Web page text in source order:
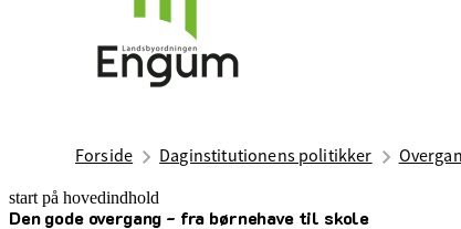
Forside Daginstitutionens politikker
start på hovedindhold
Den gode overgang - fra børnehave til skole
senest opdateret 9. juli 2025